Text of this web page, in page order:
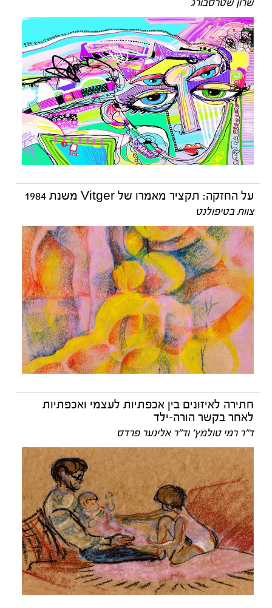
שרון שטרסבורג
על החזקה: תקציר מאמרו של Vitger משנת 1984
צוות בטיפולנט
חתירה לאיזונים בין אכפתיות לעצמי ואכפתיות
לאחר בקשר הורה-ילד
ד"ר רמי טולמץ' וד"ר אלינער פרדס